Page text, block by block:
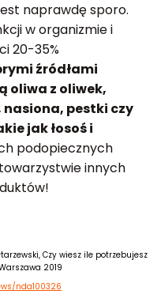
naprawdę sporo.
w organizmie i
20-35%
źródłami
oliwa z oliwek,
pestki czy
jak łosoś i
podopiecznych
innych
Czy wiesz ile potrzebujesz
2019
nda100326